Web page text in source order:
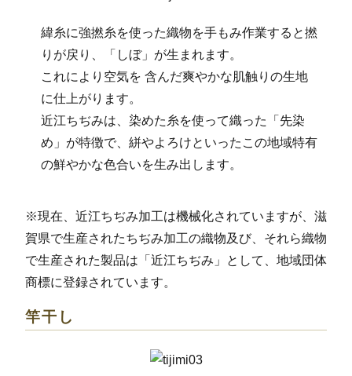
緯糸に強撚糸を使った織物を手もみ作業すると撚
りが戻り、「しぼ」が生まれます。
これにより空気を 含んだ爽やかな肌触りの生地
に仕上がります。
近江ちぢみは、染めた糸を使って織った「先染
め」が特徴で、絣やよろけといったこの地域特有
の鮮やかな色合いを生み出します。
※現在、近江ちぢみ加工は機械化されていますが、滋
賀県で生産されたちぢみ加工の織物及び、それら織物
で生産された製品は「近江ちぢみ」として、地域団体
商標に登録されています。
竿干し